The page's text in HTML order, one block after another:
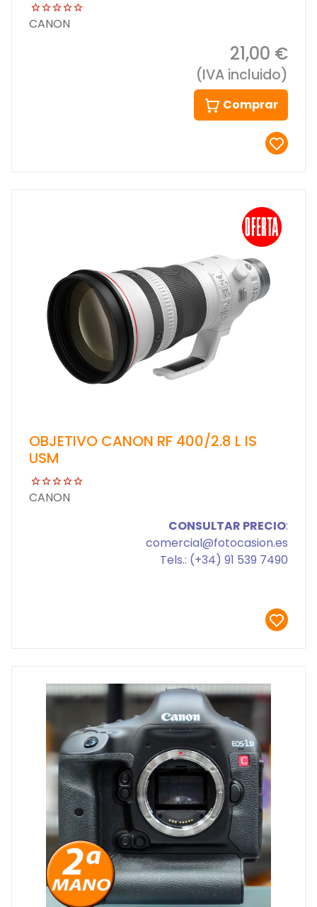
CANON
21,00 €
(IVA incluido)
Comprar
OBJETIVO CANON RF 400/2.8 L IS
USM
CANON
CONSULTAR PRECIO:
comercial@fotocasion.es
Tels.: (+34) 91 539 7490